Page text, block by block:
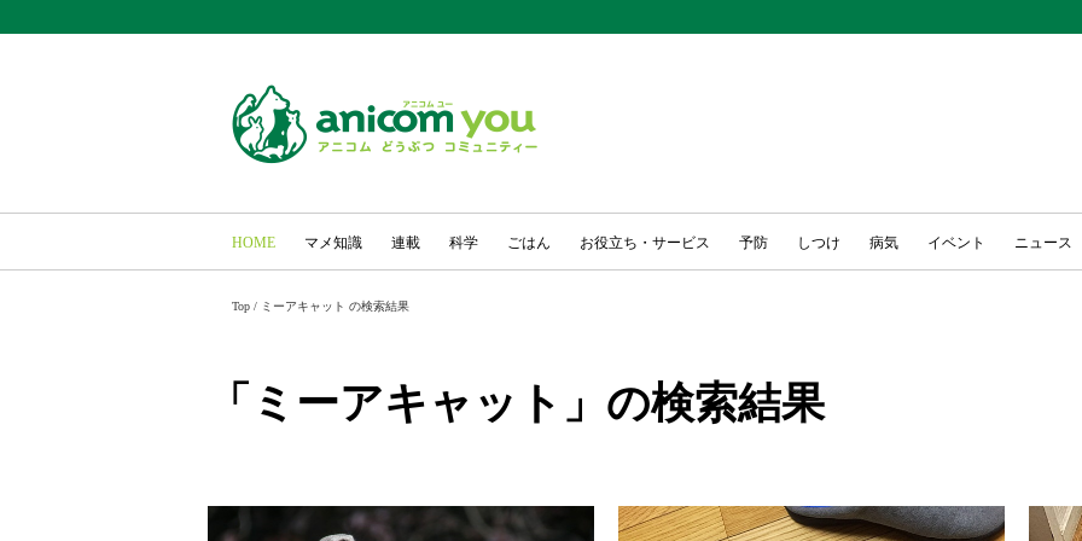
HOME マメ知識 連載 科学 ごはん お役立ち・サービス 予防 しつけ 病気 イベント ニュース
Top / ミーアキャット の検索結果
「ミーアキャット」の検索結果